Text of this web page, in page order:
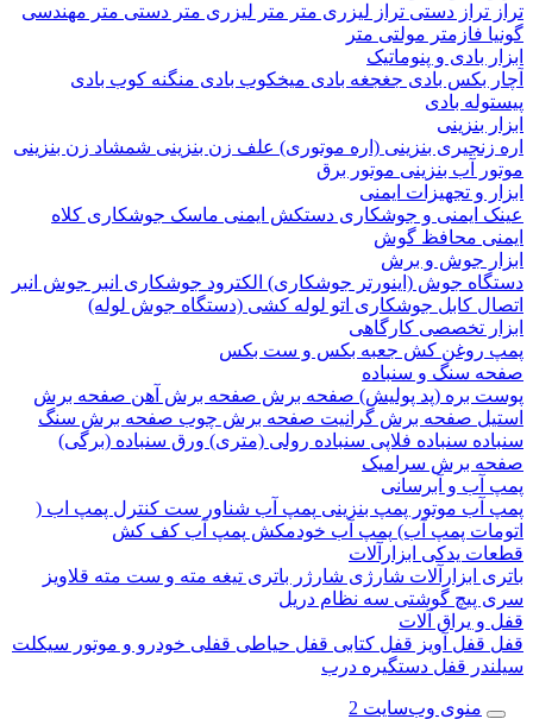
تراز دستیتراز لیزریمترمتر لیزریمتر دستیمتر مهندسی
فازمترمولتی متر
بادی و پنوماتیک
بکس بادی جغجغه بادی میخکوب بادی منگنه کوب بادی
بادی
بنزینی
بنزینی (اره موتوری)علف زن بنزینیشمشاد زن بنزینی
آب بنزینیموتور برق
و تجهیزات ایمنی
ایمنی و جوشکاریدستکش ایمنی ماسک جوشکاریکلاه
محافظ گوش
جوش و برش
جوش (اینورتر جوشکاری)الکترود جوشکاریانبر جوشانبر
کابل جوشکاریاتو لوله کشی (دستگاه جوش لوله)
تخصصی کارگاهی
روغن کش جعبه بکس و ست بکس
سنگ و سنباده
بره (پد پولیش)صفحه برش‌ صفحه برش‌ آهن صفحه برش‌
صفحه برش‌ گرانیت صفحه برش چوب صفحه برش‌ سنگ
سنباده فلاپیسنباده رولی (متری)ورق سنباده (برگی)
برش‌ سرامیک
و آبرسانی
آبموتور پمپ بنزینیپمپ آب شناورست کنترل پمپ اب (
پمپ آب)پمپ آب خودمکشپمپ آب کف کش
یدکی ابزارآلات
ابزارآلات شارژیشارژر باتریتیغهمته و ست متهقلاویز
پیچ گوشتیسه نظام دریل
یراق آلات
قفل آویز قفل کتابیقفل حیاطیقفلی خودرو و موتور سیکلت
قفل دستگیره درب
منوی وب‌سایت 2